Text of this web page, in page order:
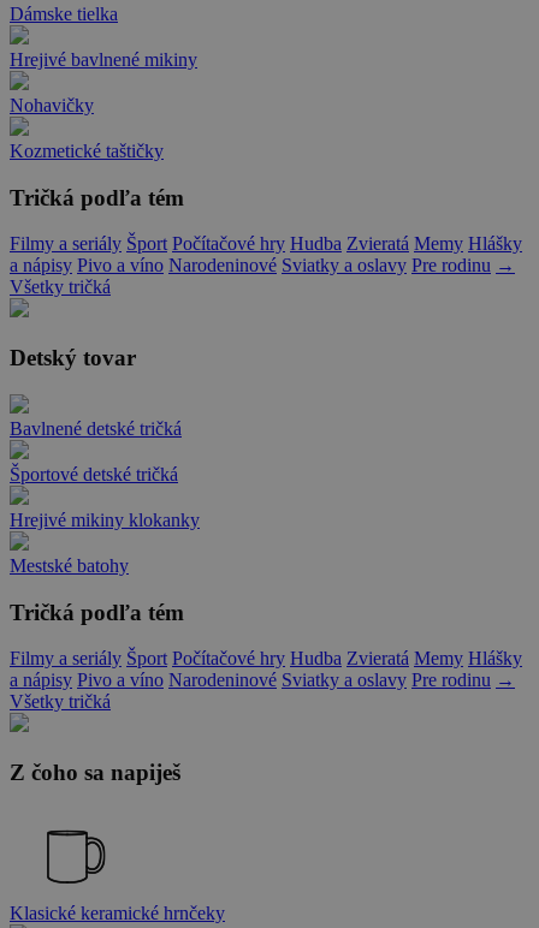
Dámske tielka
Hrejivé bavlnené mikiny
Nohavičky
Kozmetické taštičky
Tričká podľa tém
Filmy a seriály Šport Počítačové hry Hudba Zvieratá Memy Hlášky
a nápisy Pivo a víno Narodeninové Sviatky a oslavy Pre rodinu →
Všetky tričká
Detský tovar
Bavlnené detské tričká
Športové detské tričká
Hrejivé mikiny klokanky
Mestské batohy
Tričká podľa tém
Filmy a seriály Šport Počítačové hry Hudba Zvieratá Memy Hlášky
a nápisy Pivo a víno Narodeninové Sviatky a oslavy Pre rodinu →
Všetky tričká
Z čoho sa napiješ
Klasické keramické hrnčeky